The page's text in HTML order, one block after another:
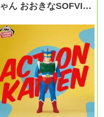
ゃん おおきなSOFVI…